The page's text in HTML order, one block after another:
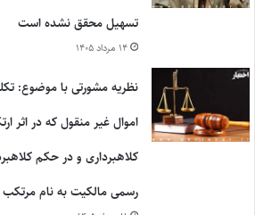
تسهیل محقق نشده است
۱۴ مرداد ۱۴۰۵
نظریه مشورتی با موضوع:
اموال غیر منقول که در اثر
کلاهبرداری و در حکم
رسمی مالکیت به نام